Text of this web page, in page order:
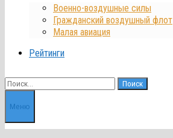
Военно-воздушные силы
Гражданский воздушный флот
Малая авиация
Рейтинги
Найти:
Меню